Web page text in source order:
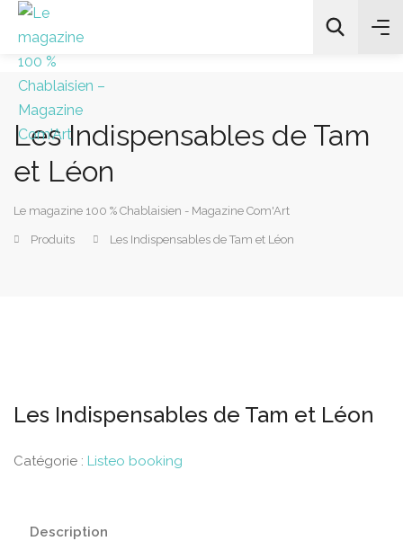
All Categories
Les Indispensables de Tam
et Léon
Le magazine 100 % Chablaisien - Magazine Com'Art
Produits Les Indispensables de Tam et Léon
Les Indispensables de Tam et Léon
Catégorie : Listeo booking
Description